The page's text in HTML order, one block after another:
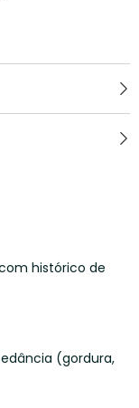
histórico de
(gordura,